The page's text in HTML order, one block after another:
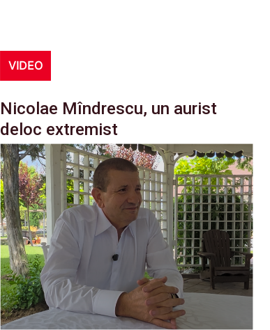
VIDEO
Nicolae Mîndrescu, un aurist
deloc extremist